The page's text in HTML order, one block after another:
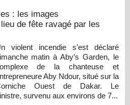
: les images
de fête ravagé par les
violent incendie s’est déclaré
matin à Aby’s Garden, le
de la chanteuse et
Aby Ndour, situé sur la
Ouest de Dakar. Le
survenu aux environs de 7...